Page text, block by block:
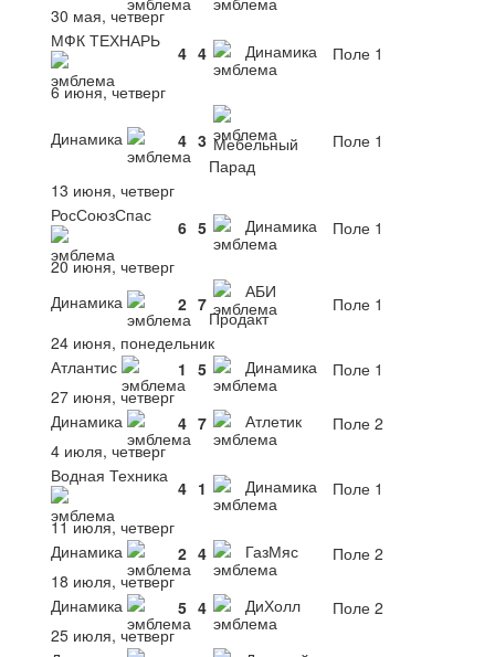
30 мая, четверг
МФК ТЕХНАРЬ
4 4 Динамика
Поле 1
6 июня, четверг
Динамика 4 3 Мебельный
Парад
Поле 1
13 июня, четверг
РосСоюзСпас
6 5 Динамика
Поле 1
20 июня, четверг
Динамика
2 7
АБИ
Продакт
Поле 1
24 июня, понедельник
Атлантис
1 5 Динамика
Поле 1
27 июня, четверг
Динамика
4 7 Атлетик
Поле 2
4 июля, четверг
Водная Техника
4 1 Динамика
Поле 1
11 июля, четверг
Динамика
2 4 ГазМяс
Поле 2
18 июля, четверг
Динамика
5 4 ДиХолл
Поле 2
25 июля, четверг